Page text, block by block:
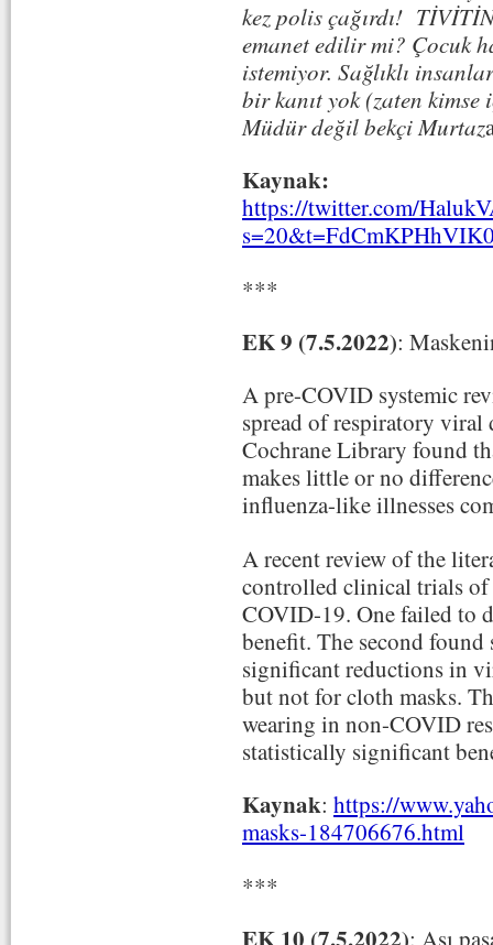
kez polis çağırdı!
emanet edilir mi? Çocuk
istemiyor. Sağlıklı
bir kanıt yok (zaten
Müdür değil bekçi Murtaz
Kaynak:
https://twitter.com/
***
EK 9 (7.5.2022):
A pre-COVID systemic
spread of respiratory viral
Cochrane Library found
makes little or no
influenza-like illnesses
A recent review of the
controlled clinical trials of
COVID-19. One failed to
benefit. The second
significant reductions in
but not for cloth masks.
wearing in non-COVID
statistically significant
Kaynak: https://
masks-184706676.html
***
EK 10 (7.5.2022): Aşı